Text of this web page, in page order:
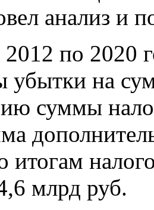
анализ и
по 2020
на
суммы
млрд руб.